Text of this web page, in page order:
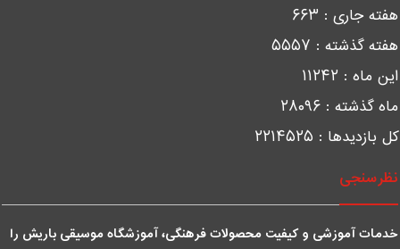
جاری : ۶۶۳
گذشته : ۵۵۵۷
ماه : ۱۱۲۴۲
گذشته : ۲۸۰۹۶
بازدیدها :
۲۲۱۴۵۲۵
آموزشی و کیفیت محصولات فرهنگی، آموزشگاه موسیقی باریش را